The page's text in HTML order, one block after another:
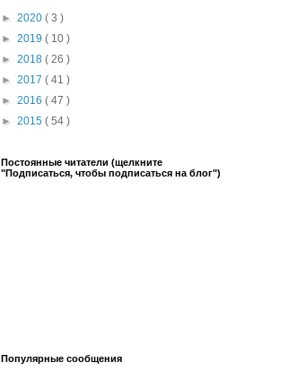
► 2020 ( 3 )
► 2019 ( 10 )
► 2018 ( 26 )
► 2017 ( 41 )
► 2016 ( 47 )
► 2015 ( 54 )
Постоянные читатели (щелкните
"Подписаться, чтобы подписаться на блог")
Популярные сообщения